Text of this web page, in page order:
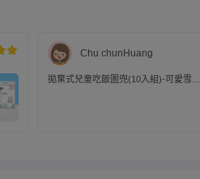
Chu chunHuang
拋棄式兒童吃飯圍兜(10入組)-可愛雪人-